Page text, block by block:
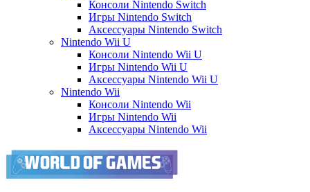
Консоли Nintendo Switch
Игры Nintendo Switch
Аксессуары Nintendo Switch
Nintendo Wii U
Консоли Nintendo Wii U
Игры Nintendo Wii U
Аксессуары Nintendo Wii U
Nintendo Wii
Консоли Nintendo Wii
Игры Nintendo Wii
Аксессуары Nintendo Wii